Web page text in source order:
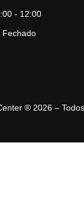
- 12:00
Fechado
® 2026 –